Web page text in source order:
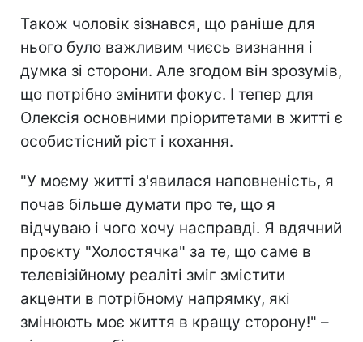
Також чоловік зізнався, що раніше для
нього було важливим чиєсь визнання і
думка зі сторони. Але згодом він зрозумів,
що потрібно змінити фокус. І тепер для
Олексія основними пріоритетами в житті є
особистісний ріст і кохання.
"У моєму житті з'явилася наповненість, я
почав більше думати про те, що я
відчуваю і чого хочу насправді. Я вдячний
проєкту "Холостячка" за те, що саме в
телевізійному реаліті зміг змістити
акценти в потрібному напрямку, які
змінюють моє життя в кращу сторону!" –